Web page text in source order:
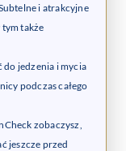
i atrakcyjne
także
do jedzenia i mycia
podczas całego
zobaczysz,
jeszcze przed